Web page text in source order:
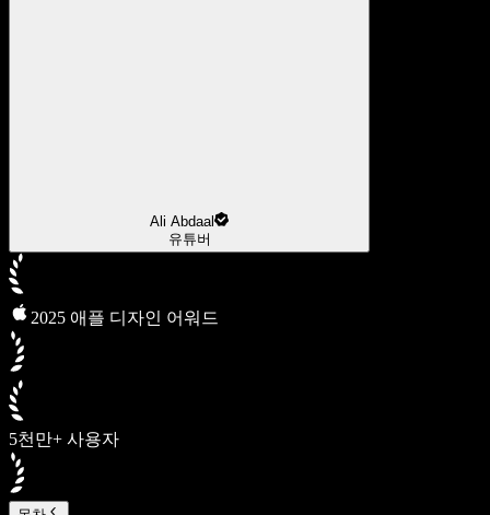
Ali Abdaal
유튜버
2025 애플 디자인 어워드
5천만+ 사용자